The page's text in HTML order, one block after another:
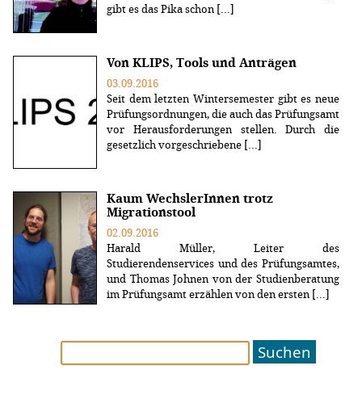
gibt es das Pika schon [...]
Von KLIPS, Tools und Anträgen
03.09.2016
Seit dem letzten Wintersemester gibt es neue
Prüfungsordnungen, die auch das Prüfungsamt
vor Herausforderungen stellen. Durch die
gesetzlich vorgeschriebene [...]
Kaum WechslerInnen trotz
Migrationstool
02.09.2016
Harald Müller, Leiter des
Studierendenservices und des Prüfungsamtes,
und Thomas Johnen von der Studienberatung
im Prüfungsamt erzählen von den ersten [...]
Suchen